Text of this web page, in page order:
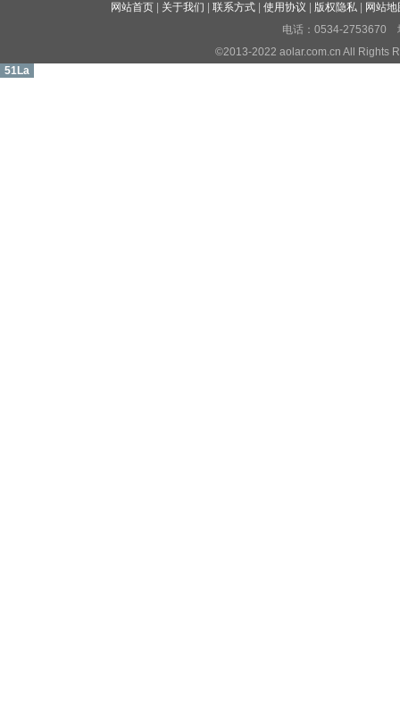
网站首页 关于我们 |联系方式 |使用协议 版权隐私
网站地
电话：0534-2753670
©2013-2022 aolar.com.cn All Rights
51La